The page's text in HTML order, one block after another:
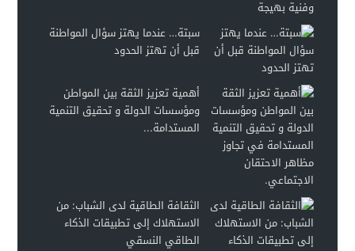
سبتة… عندما يهتز سؤال المواطنة
قبل أن تهتز الحدود
أهمية تعزيز الثقة بين المواطن
ومؤسسات الدولة و تحقيق التنمية
المستدامة...
الثقافة الطاقية لدى الشباب: من
الاستهلاك إلى تطبيقات الذكاء
الطاقي النسقي